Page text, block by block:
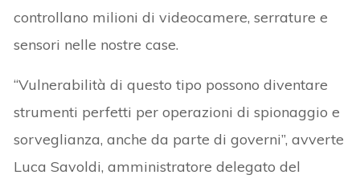
controllano milioni di videocamere, serrature e
sensori nelle nostre case.
“Vulnerabilità di questo tipo possono diventare
strumenti perfetti per operazioni di spionaggio e
sorveglianza, anche da parte di governi”, avverte
Luca Savoldi, amministratore delegato del